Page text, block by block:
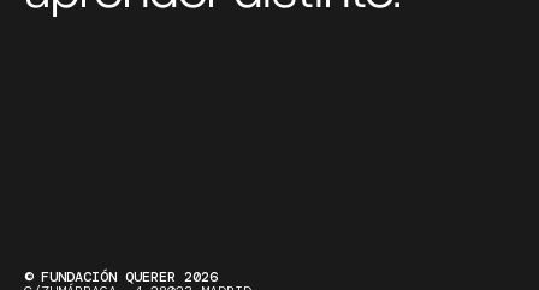
© FUNDACIÓN QUERER 2026